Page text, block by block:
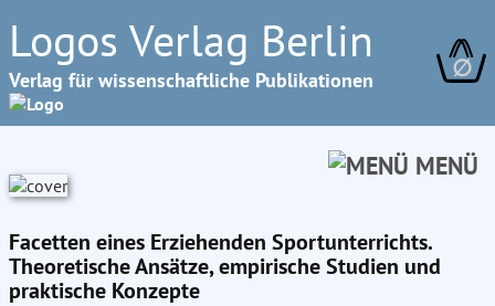
Logos Verlag Berlin
Verlag für wissenschaftliche Publikationen ∅
MENÜ
Facetten eines Erziehenden Sportunterrichts.
Theoretische Ansätze, empirische Studien und
praktische Konzepte